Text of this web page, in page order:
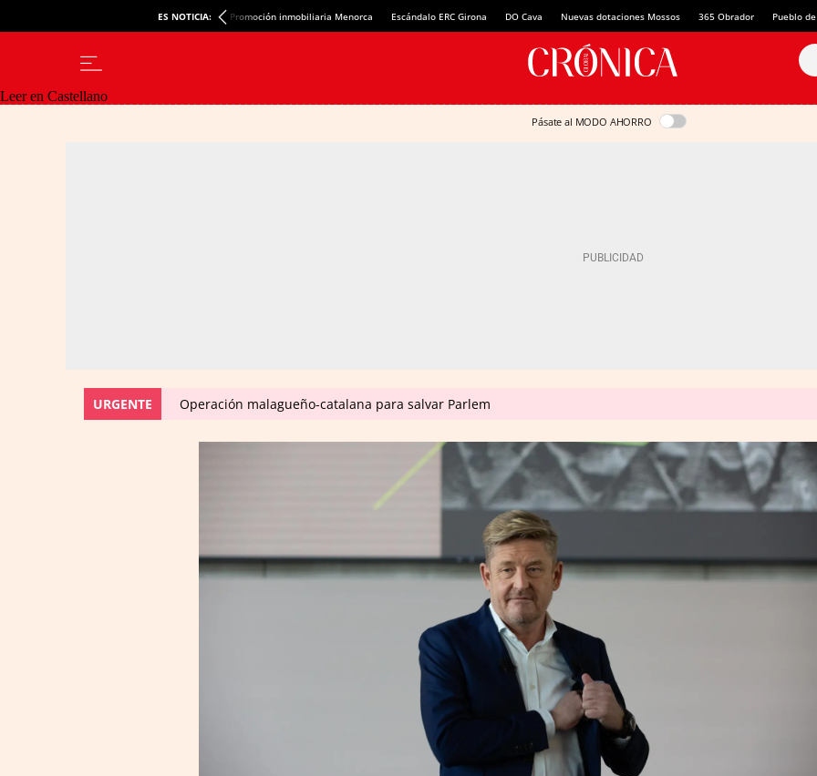
ES NOTICIA: Promoción inmobiliaria Menorca Escándalo ERC Girona DO Cava Nuevas dotaciones Mossos 365 Obrador Pueblo
Leer en Castellano
Pásate al MODO AHORRO
URGENTE Operación malagueño-catalana para salvar Parlem